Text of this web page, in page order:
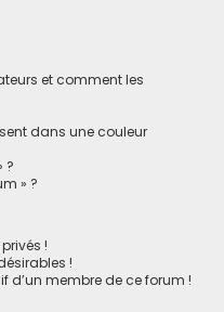
et comment les
dans une couleur
?
» ?
!
!
d’un membre de ce forum !